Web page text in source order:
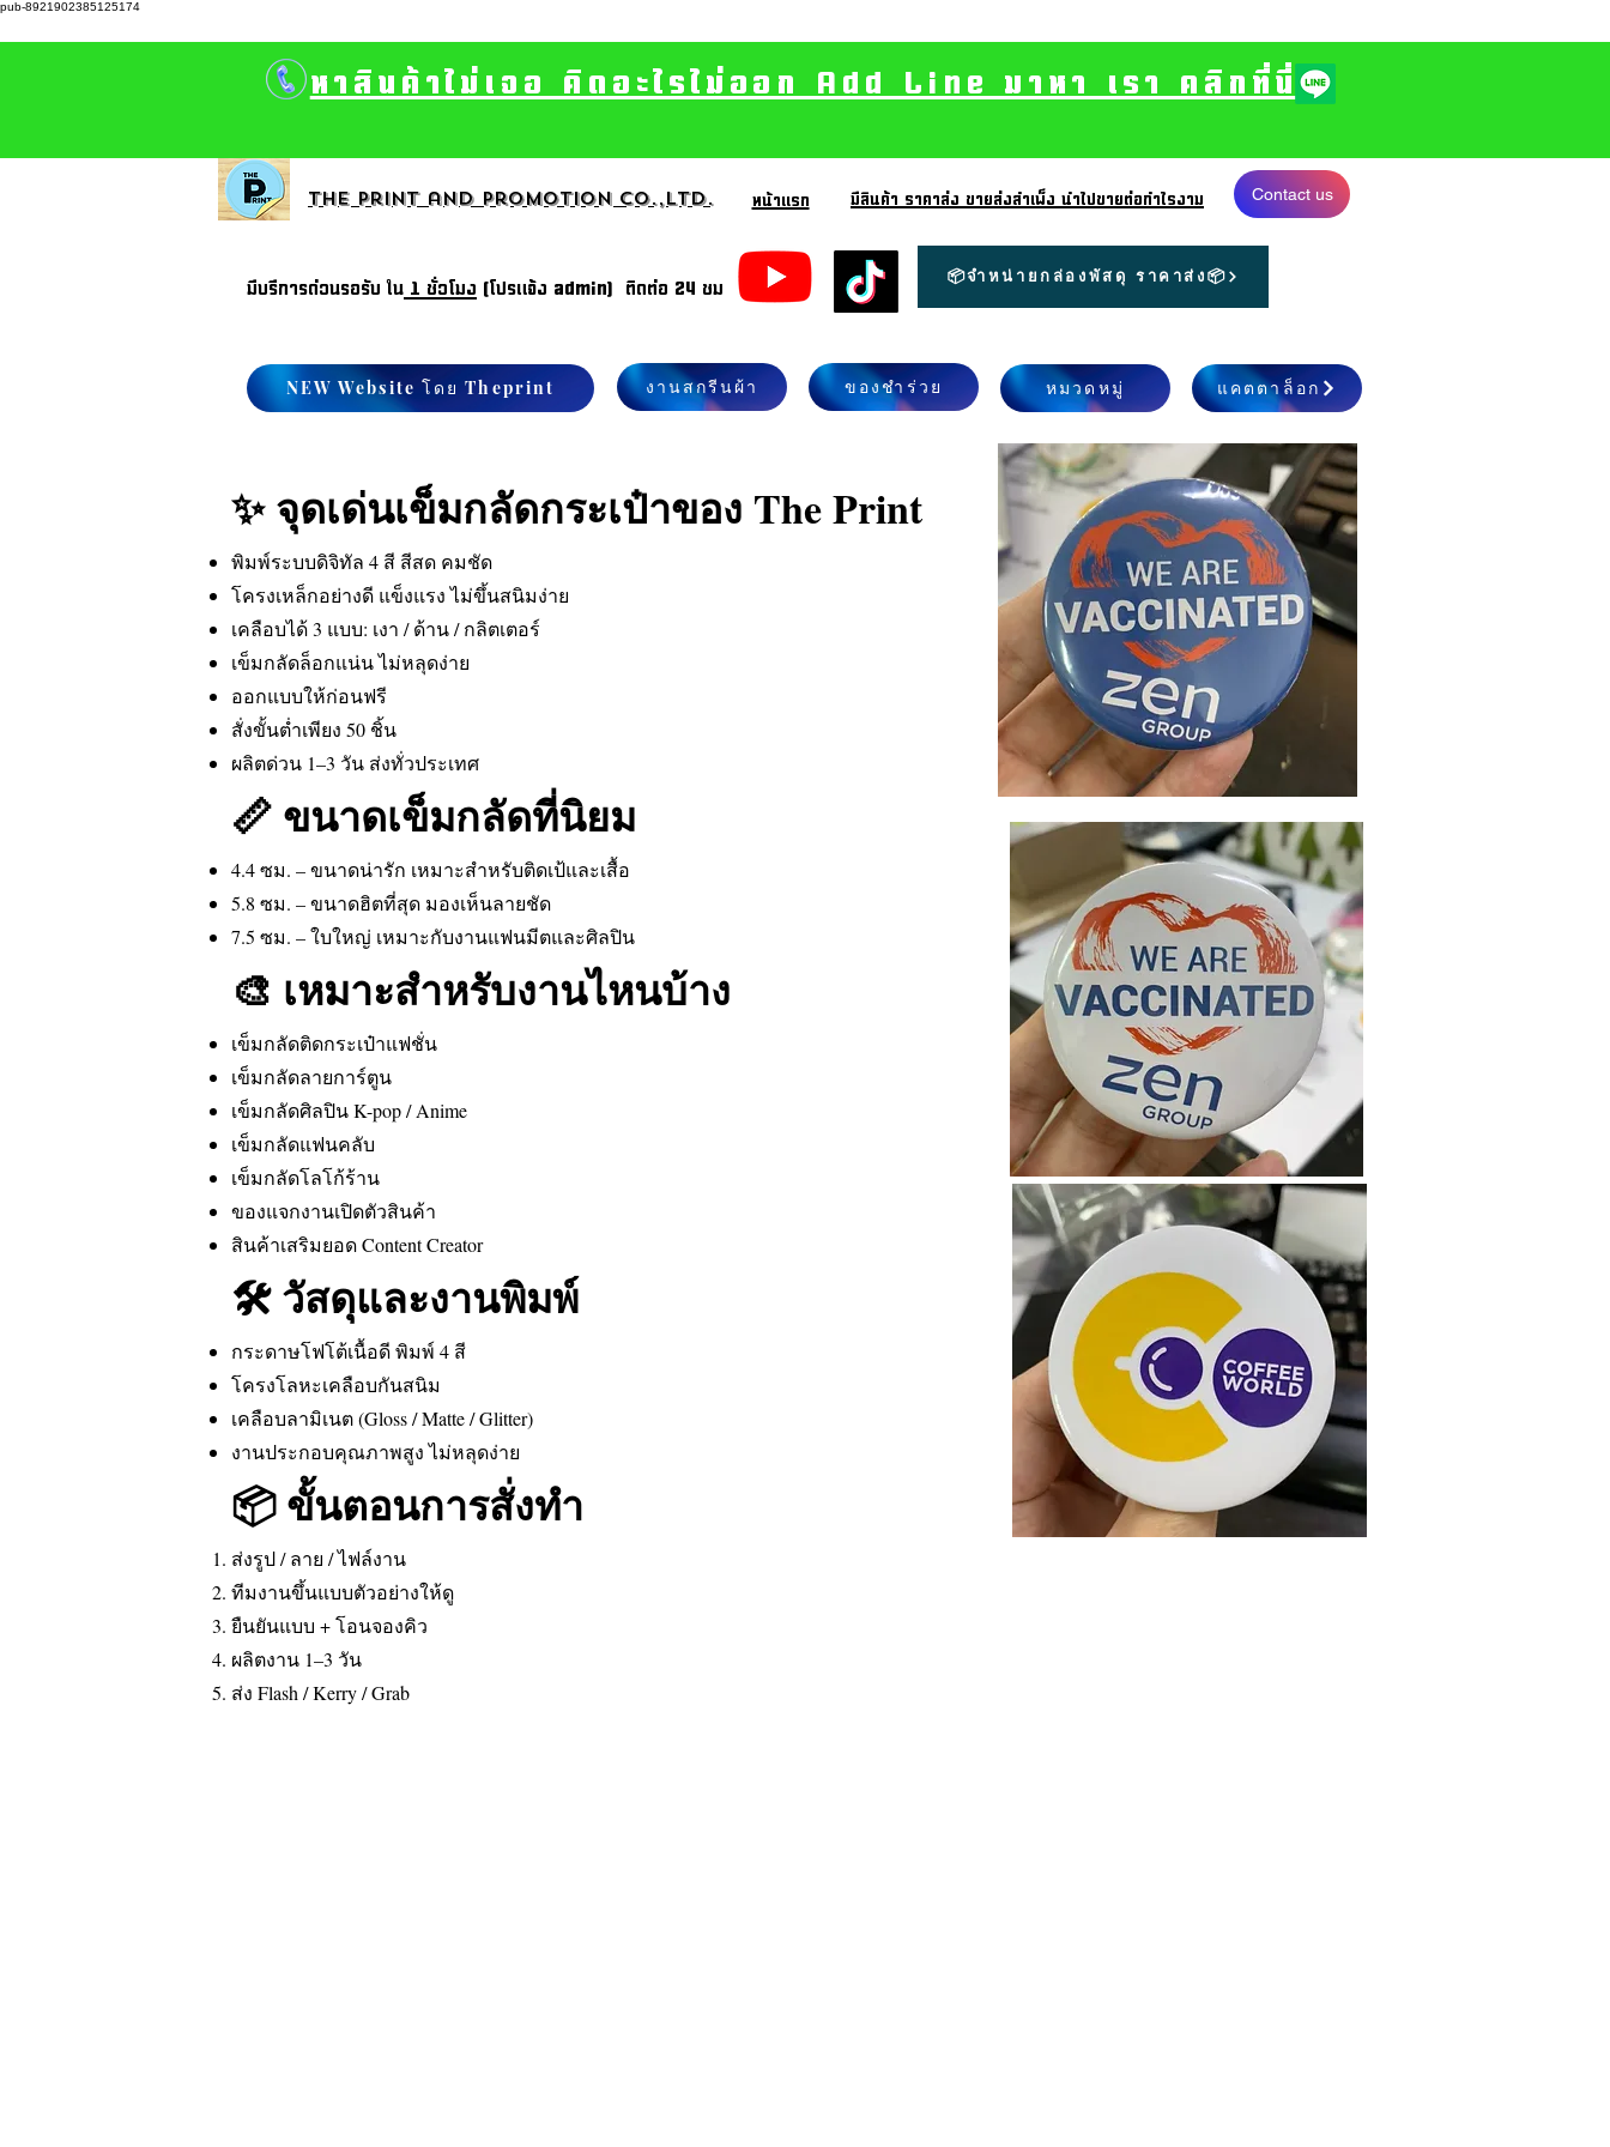
pub-8921902385125174
หาสินค้าไม่เจอ คิดอะไรไม่ออก Add Line มาหา เรา คลิกที่นี่
The print and promotion CO.,Ltd. หน้าแรก มีสินค้า ราคาส่ง ขายส่งสำเพ็ง นำไปขายต่อกำไรงาม Contact us
มีบรีการด่วนรอรับ ใน 1 ชั่วโมง (โปรแจ้ง admin) ติดต่อ 24 ชม
📦จำหน่ายกล่องพัสดุ ราคาส่ง📦
NEW Website โดย Theprint งานสกรีนผ้า ของชำร่วย หมวดหมู่ แคตตาล็อก
✨ จุดเด่นเข็มกลัดกระเป๋าของ The Print
พิมพ์ระบบดิจิทัล 4 สี สีสด คมชัด
โครงเหล็กอย่างดี แข็งแรง ไม่ขึ้นสนิมง่าย
เคลือบได้ 3 แบบ: เงา / ด้าน / กลิตเตอร์
เข็มกลัดล็อกแน่น ไม่หลุดง่าย
ออกแบบให้ก่อนฟรี
สั่งขั้นต่ำเพียง 50 ชิ้น
ผลิตด่วน 1–3 วัน ส่งทั่วประเทศ
📏 ขนาดเข็มกลัดที่นิยม
4.4 ซม. – ขนาดน่ารัก เหมาะสำหรับติดเป้และเสื้อ
5.8 ซม. – ขนาดฮิตที่สุด มองเห็นลายชัด
7.5 ซม. – ใบใหญ่ เหมาะกับงานแฟนมีตและศิลปิน
🎨 เหมาะสำหรับงานไหนบ้าง
เข็มกลัดติดกระเป๋าแฟชั่น
เข็มกลัดลายการ์ตูน
เข็มกลัดศิลปิน K-pop / Anime
เข็มกลัดแฟนคลับ
เข็มกลัดโลโก้ร้าน
ของแจกงานเปิดตัวสินค้า
สินค้าเสริมยอด Content Creator
🛠 วัสดุและงานพิมพ์
กระดาษโฟโต้เนื้อดี พิมพ์ 4 สี
โครงโลหะเคลือบกันสนิม
เคลือบลามิเนต (Gloss / Matte / Glitter)
งานประกอบคุณภาพสูง ไม่หลุดง่าย
📦 ขั้นตอนการสั่งทำ
ส่งรูป / ลาย / ไฟล์งาน
ทีมงานขึ้นแบบตัวอย่างให้ดู
ยืนยันแบบ + โอนจองคิว
ผลิตงาน 1–3 วัน
ส่ง Flash / Kerry / Grab